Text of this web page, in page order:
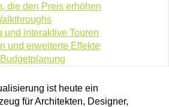
die den Preis erhöhen
und interaktive Touren
und erweiterte Effekte
ist heute ein
für Architekten, Designer,